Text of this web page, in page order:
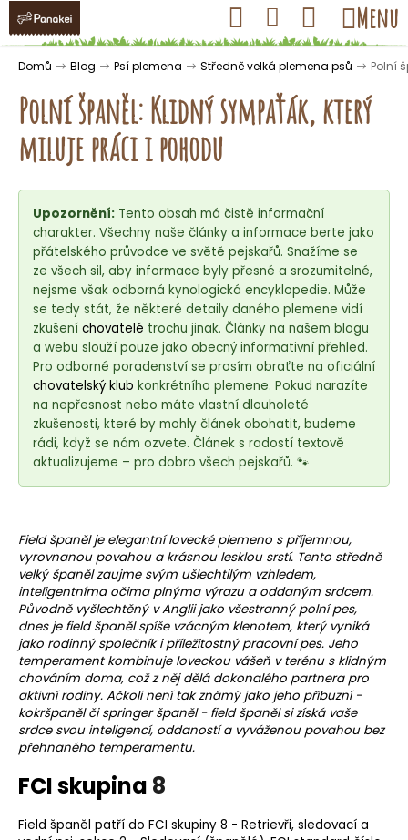
Přejít
obsah
Hledat Přihlášení
Nákupní
košík
Menu
Domů Blog Psí plemena Středně velká plemena psů Polní
Polní španěl: Klidný sympaťák, který
miluje práci i pohodu
Upozornění: Tento obsah má čistě informační
charakter. Všechny naše články a informace berte jako
přátelského průvodce ve světě pejskařů. Snažíme se
ze všech sil, aby informace byly přesné a srozumitelné,
nejsme však odborná kynologická encyklopedie. Může
se tedy stát, že některé detaily daného plemene vidí
zkušení chovatelé trochu jinak. Články na našem blogu
a webu slouží pouze jako obecný informativní přehled.
Pro odborné poradenství se prosím obraťte na oficiální
chovatelský klub konkrétního plemene. Pokud narazíte
na nepřesnost nebo máte vlastní dlouholeté
zkušenosti, které by mohly článek obohatit, budeme
rádi, když se nám ozvete. Článek s radostí textově
aktualizujeme – pro dobro všech pejskařů. 🐾
Field španěl je elegantní lovecképlemeno s příjemnou,
vyrovnanou povahou a krásnou lesklou srstí. Tento středně
velký španěl zaujme svým ušlechtilým vzhledem,
inteligentníma očima plnýma výrazu a oddaným srdcem.
Původně vyšlechtěný v Anglii jako všestranný polní pes,
dnes je field španěl spíše vzácným klenotem, který vyniká
jako rodinný společník i příležitostnýpracovní pes. Jeho
temperament kombinuje loveckou vášeň v terénu s klidným
chováním doma, což z něj dělá dokonalého partnera pro
aktivní rodiny. Ačkoli není tak známý jako jeho příbuzní -
kokršpaněl či springer španěl - field španěl si získá vaše
srdce svou inteligencí, oddaností a vyváženou povahou bez
přehnaného temperamentu.
FCI skupina 8
Field španěl patří do FCI skupiny 8 - Retrievři, sledovací a
K
o Zpět
Zpět
o
n
j
í
t
?
HLEDAT
D
o
p
o